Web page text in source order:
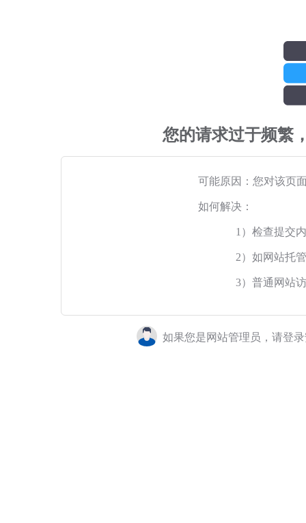
您的请求过于频繁
可能原因：您对该页
如何解决：
1）检查提交
2）如网站托
3）普通网站
如果您是网站管理员，请登